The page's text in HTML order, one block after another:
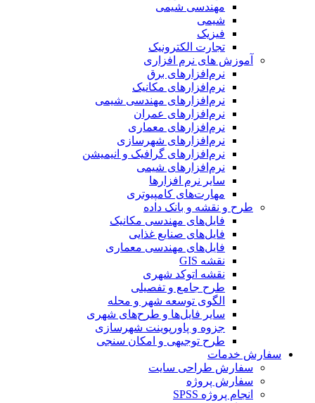
مهندسی شیمی
شیمی
فیزیک
تجارت الکترونیک
آموزش های نرم افزاری
نرم‌افزارهای برق
نرم‌افزارهای مکانیک
نرم‌افزارهای مهندسی شیمی
نرم‌افزارهای عمران
نرم‌افزارهای معماری
نرم‌افزارهای شهرسازی
نرم‌افزارهای گرافیک و انیمیشن
نرم‌افزارهای شیمی
سایر نرم افزارها
مهارت‌های کامپیوتری
طرح و نقشه و بانک داده
فایل‌های مهندسی مکانیک
فایل‌های صنایع غذایی
فایل‌های مهندسی معماری
نقشه GIS
نقشه اتوکد شهری
طرح جامع و تفصیلی
الگوی توسعه شهر و محله
سایر فایل‌ها و طرح‌های شهری
جزوه و پاورپوینت شهرسازی
طرح توجیهی و امکان سنجی
سفارش خدمات
سفارش طراحی سایت
سفارش پروژه
انجام پروژه SPSS